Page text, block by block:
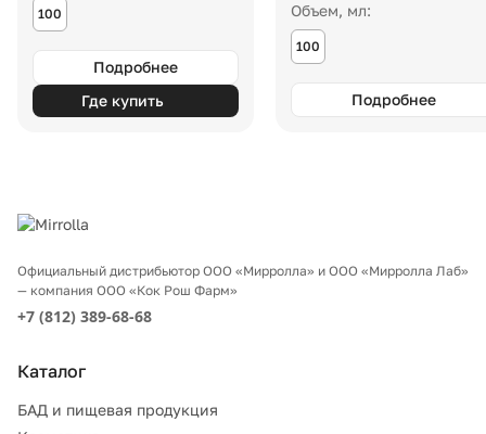
100
Подробнее
Где купить
Объем, мл:
100
Подробнее
Официальный дистрибьютор ООО «Мирролла» и ООО «Мирролла Лаб»
— компания ООО «Кок Рош Фарм»
+7 (812) 389-68-68
Каталог
БАД и пищевая продукция